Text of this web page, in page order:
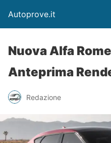
Autoprove.it
Nuova Alfa
Anteprima
Redazione